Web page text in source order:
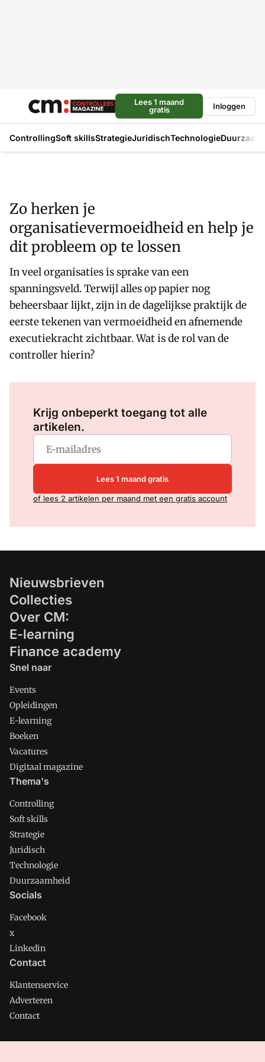
Lees 1 maand
gratis
Inloggen
ControllingSoft skillsStrategieJuridischTechnologie
Zo herken je
organisatievermoeidheid en help je
dit probleem op te lossen
In veel organisaties is sprake van een
spanningsveld. Terwijl alles op papier nog
beheersbaar lijkt, zijn in de dagelijkse praktijk de
eerste tekenen van vermoeidheid en afnemende
executiekracht zichtbaar. Wat is de rol van de
controller hierin?
Krijg onbeperkt toegang tot alle
artikelen.
Lees 1 maand gratis
of lees 2 artikelen per maand met een gratis account
Nieuwsbrieven
Collecties
Over CM:
E-learning
Finance academy
Snel naar
Events
Opleidingen
E-learning
Boeken
Vacatures
Digitaal magazine
Thema's
Controlling
Soft skills
Strategie
Juridisch
Technologie
Duurzaamheid
Socials
Facebook
x
Linkedin
Contact
Klantenservice
Adverteren
Contact